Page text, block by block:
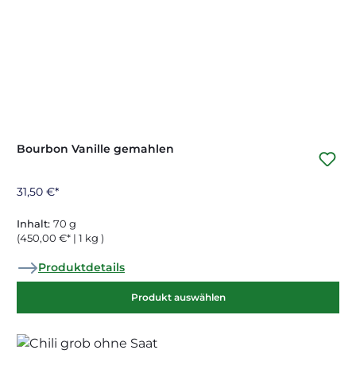
Bourbon Vanille gemahlen
31,50 €*
Inhalt: 70 g
(450,00 €* | 1 kg )
Produktdetails
Produkt auswählen